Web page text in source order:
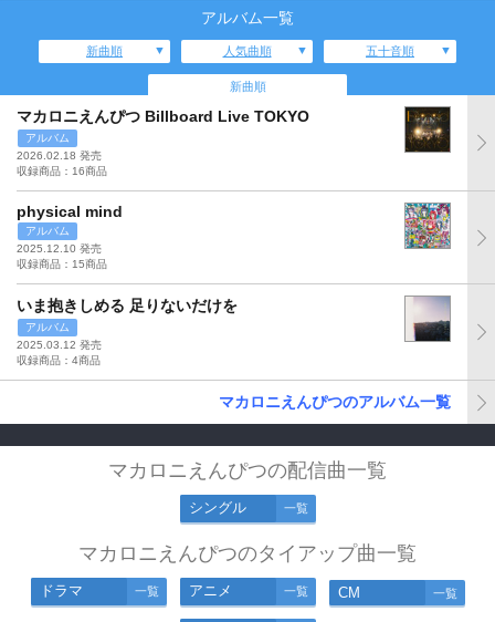
アルバム一覧
新曲順 人気曲順 五十音順
新曲順
マカロニえんぴつ Billboard Live TOKYO
アルバム
2026.02.18 発売
収録商品：16商品
physical mind
アルバム
2025.12.10 発売
収録商品：15商品
いま抱きしめる 足りないだけを
アルバム
2025.03.12 発売
収録商品：4商品
マカロニえんぴつのアルバム一覧
マカロニえんぴつの配信曲一覧
シングル 一覧
マカロニえんぴつのタイアップ曲一覧
ドラマ 一覧 アニメ 一覧 CM 一覧